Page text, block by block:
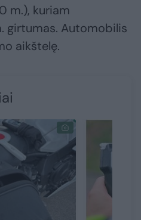
m.), kuriam
girtumas. Automobilis
aikštelę.